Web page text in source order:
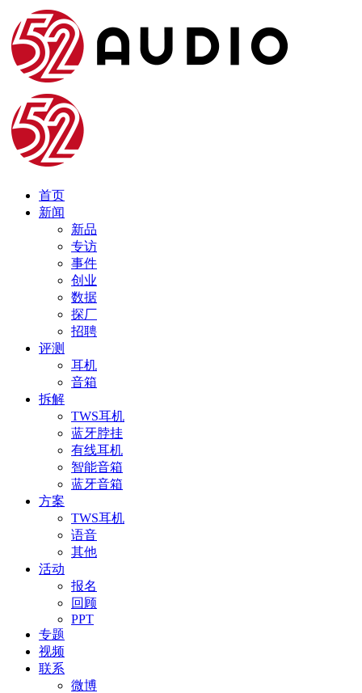
首页
新闻
新品
专访
事件
创业
数据
探厂
招聘
评测
耳机
音箱
拆解
TWS耳机
蓝牙脖挂
有线耳机
智能音箱
蓝牙音箱
方案
TWS耳机
语音
其他
活动
报名
回顾
PPT
专题
视频
联系
微博